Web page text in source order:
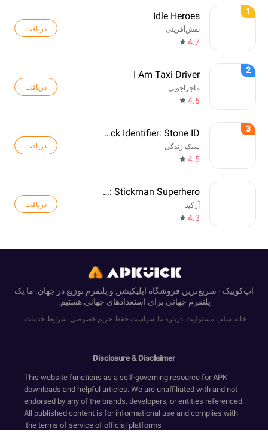
1
Idle Heroes
نقش‌آفرینی
4.7
دریافت
2
I Am Taxi Driver
ماجراجویی
4.5
دریافت
3
Rock Identifier: Stone ID
سبک زندگی
4.5
دریافت
Web Master: Stickman Superhero
آرکید
4.3
دریافت
اپ‌کوییک - سریع‌ترین فروشگاه اپلیکیشن و پلتفرم توزیع در جهان. ما یک
پلتفرم جهانی برای استعدادهای جهانی هستیم.
خانه سلب مسئولیت درباره ما سیاست حفظ حریم خصوصی شرایط خدمات
Disclosure & Disclaimer
This website functions as a self-governing resource for APK
downloads and helpful articles. We are unaffiliated with and not
endorsed by any of the brands, developers, or entities referenced.
All published content is for informational use and complies with
the terms of service of official platforms.